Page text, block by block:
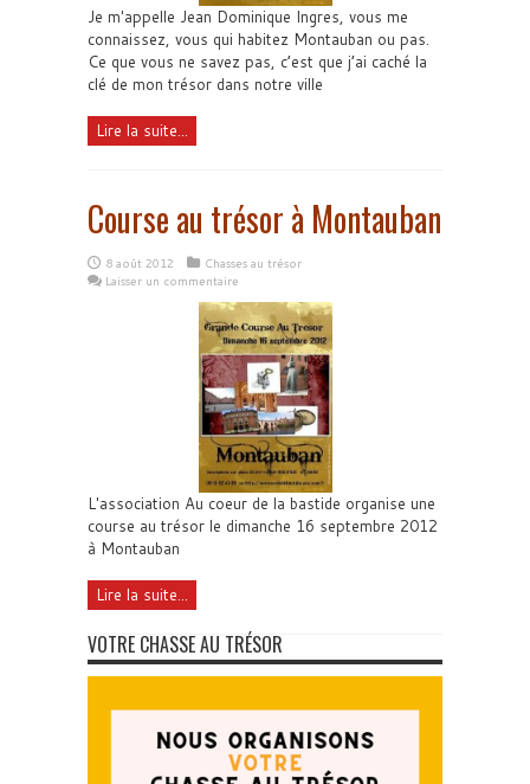
Je m'appelle Jean Dominique Ingres, vous me
connaissez, vous qui habitez Montauban ou pas.
Ce que vous ne savez pas, c’est que j’ai caché la
clé de mon trésor dans notre ville
Lire la suite...
Course au trésor à Montauban
8 août 2012
Chasses au trésor
Laisser un commentaire
L'association Au coeur de la bastide organise une
course au trésor le dimanche 16 septembre 2012
à Montauban
Lire la suite...
VOTRE CHASSE AU TRÉSOR